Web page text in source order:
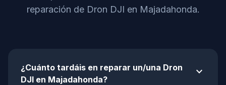
reparación de Dron DJI en Majadahonda.
¿Cuánto tardáis en reparar un/una Dron
DJI en Majadahonda?
expand_more